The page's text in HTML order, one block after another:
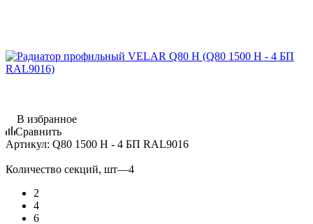
В избранное
Сравнить
Артикул: Q80 1500 H - 4 БП RAL9016
Количество секций, шт—4
2
4
6